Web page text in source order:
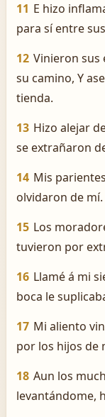
11 E hizo
para sí entre
12 Vinieron sus
su camino, Y
tienda.
13 Hizo alejar
se extrañaron
14 Mis
olvidaron de mí.
15 Los
tuvieron por
16 Llamé á mi
boca le
17 Mi aliento
por los hijos de
18 Aun los
levantándome,